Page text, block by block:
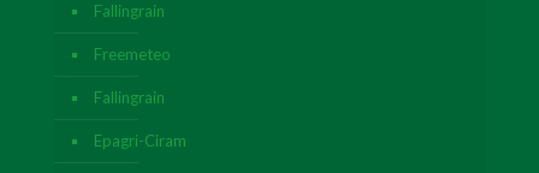
Fallingrain
Freemeteo
Fallingrain
Epagri-Ciram